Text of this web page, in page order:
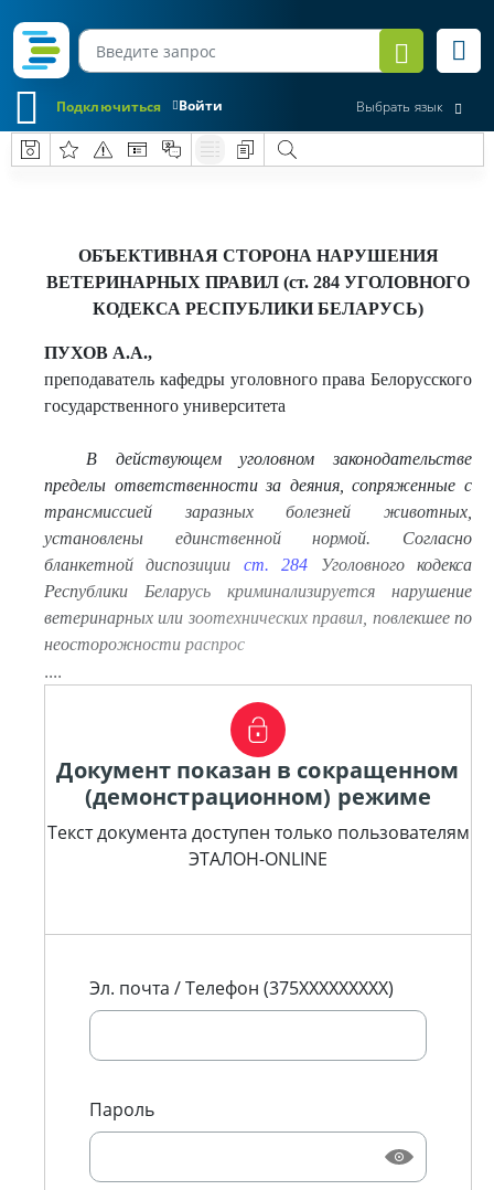
Войти
Подключиться Выбрать язык
ОБЪЕКТИВНАЯ СТОРОНА НАРУШЕНИЯ
ВЕТЕРИНАРНЫХ ПРАВИЛ (ст. 284 УГОЛОВНОГО
КОДЕКСА РЕСПУБЛИКИ БЕЛАРУСЬ)
ПУХОВ А.А.,
преподаватель кафедры уголовного права Белорусского
государственного университета
В действующем уголовном законодательстве
пределы ответственности за деяния, сопряженные с
трансмиссией заразных болезней животных,
установлены единственной нормой. Согласно
бланкетной диспозиции
ст. 284
Уголовного кодекса
Республики Беларусь криминализируется нарушение
ветеринарных или зоотехнических правил, повлекшее по
неосторожности распрос
....
Документ показан в сокращенном
(демонстрационном) режиме
Текст документа доступен только пользователям
ЭТАЛОН-ONLINE
Эл. почта / Телефон (375XXXXXXXXX)
Пароль